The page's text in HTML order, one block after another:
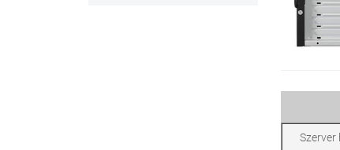
Szerver